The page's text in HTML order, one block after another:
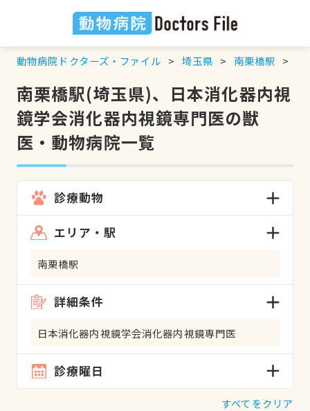
動物病院ドクターズ・ファイル 埼玉県 南栗橋駅
南栗橋駅(埼玉県)、日本消化器内視
鏡学会消化器内視鏡専門医の獣
医・動物病院一覧
診療動物
エリア・駅
南栗橋駅
詳細条件
日本消化器内視鏡学会消化器内視鏡専門医
診療曜日
すべてをクリア